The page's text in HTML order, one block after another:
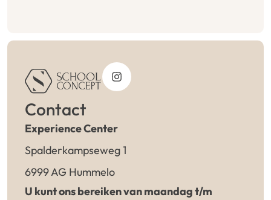
Contact
Experience Center
Spalderkampseweg 1
6999 AG Hummelo
U kunt ons bereiken van maandag t/m